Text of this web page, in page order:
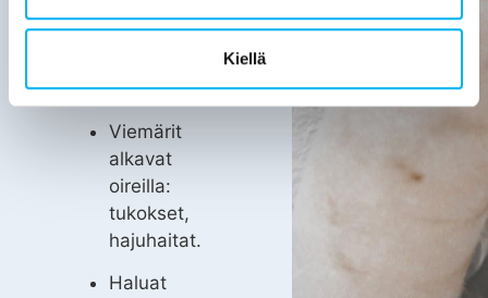
Kiellä
on yli 30
vanha.
Viemärit
alkavat
oireilla:
tukokset,
hajuhaitat.
Haluat